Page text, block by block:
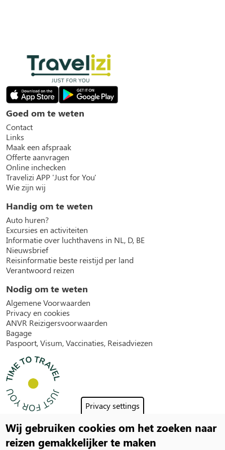
Privacy settings
Wij gebruiken cookies om het zoeken naar
reizen gemakkelijker te maken
Goed om te weten
Contact
Links
Maak een afspraak
Offerte aanvragen
Online inchecken
Travelizi APP 'Just for You'
Wie zijn wij
Handig om te weten
Auto huren?
Excursies en activiteiten
Informatie over luchthavens in NL, D, BE
Nieuwsbrief
Reisinformatie beste reistijd per land
Verantwoord reizen
Nodig om te weten
Algemene Voorwaarden
Privacy en cookies
ANVR Reizigersvoorwaarden
Bagage
Paspoort, Visum, Vaccinaties, Reisadviezen
Social